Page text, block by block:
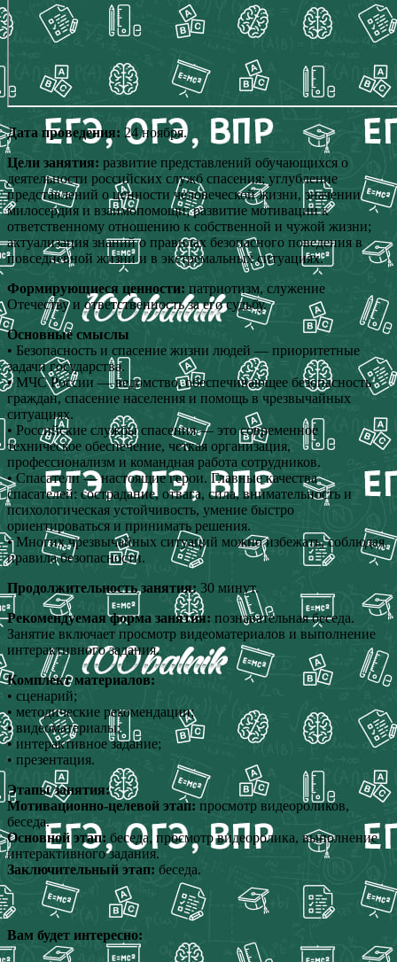
Дата проведения: 24 ноября.
Цели занятия: развитие представлений обучающихся о
деятельности российских служб спасения; углубление
представлений о ценности человеческой жизни, значении
милосердия и взаимопомощи; развитие мотивации к
ответственному отношению к собственной и чужой жизни;
актуализация знаний о правилах безопасного поведения в
повседневной жизни и в экстремальных ситуациях.
Формирующиеся ценности: патриотизм, служение
Отечеству и ответственность за его судьбу.
Основные смыслы
• Безопасность и спасение жизни людей — приоритетные
задачи государства.
• МЧС России — ведомство, обеспечивающее безопасность
граждан, спасение населения и помощь в чрезвычайных
ситуациях.
• Российские службы спасения — это современное
техническое обеспечение, четкая организация,
профессионализм и командная работа сотрудников.
• Спасатели — настоящие герои. Главные качества
спасателей: сострадание, отвага, сила, внимательность и
психологическая устойчивость, умение быстро
ориентироваться и принимать решения.
• Многих чрезвычайных ситуаций можно избежать, соблюдая
правила безопасности.
Продолжительность занятия:30 минут.
Рекомендуемая форма занятия: познавательная беседа.
Занятие включает просмотр видеоматериалов и выполнение
интерактивного задания.
Комплект материалов:
• сценарий;
• методические рекомендации;
• видеоматериалы;
• интерактивное задание;
• презентация.
Этапы занятия:
Мотивационно-целевой этап: просмотр видеороликов,
беседа.
Основной этап: беседа, просмотр видеоролика, выполнение
интерактивного задания.
Заключительный этап: беседа.
Вам будет интересно: